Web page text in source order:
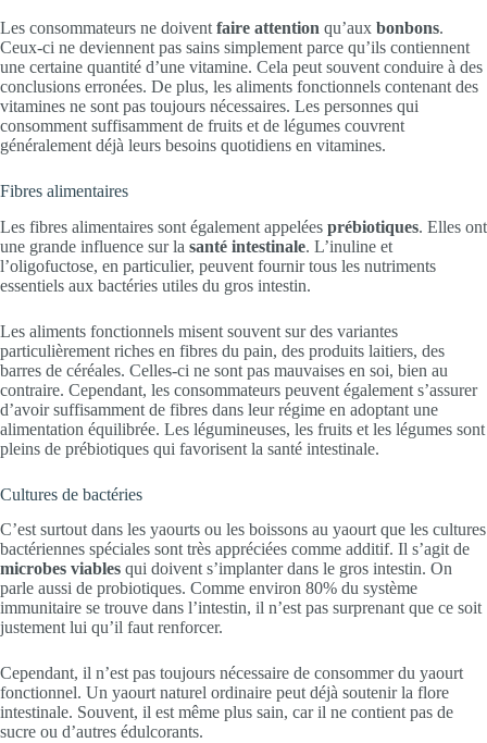
Les consommateurs ne doivent faire attention qu’aux bonbons.
Ceux-ci ne deviennent pas sains simplement parce qu’ils contiennent
une certaine quantité d’une vitamine. Cela peut souvent conduire à des
conclusions erronées. De plus, les aliments fonctionnels contenant des
vitamines ne sont pas toujours nécessaires. Les personnes qui
consomment suffisamment de fruits et de légumes couvrent
généralement déjà leurs besoins quotidiens en vitamines.
Fibres alimentaires
Les fibres alimentaires sont également appelées prébiotiques. Elles ont
une grande influence sur la santé intestinale. L’inuline et
l’oligofuctose, en particulier, peuvent fournir tous les nutriments
essentiels aux bactéries utiles du gros intestin.
Les aliments fonctionnels misent souvent sur des variantes
particulièrement riches en fibres du pain, des produits laitiers, des
barres de céréales. Celles-ci ne sont pas mauvaises en soi, bien au
contraire. Cependant, les consommateurs peuvent également s’assurer
d’avoir suffisamment de fibres dans leur régime en adoptant une
alimentation équilibrée. Les légumineuses, les fruits et les légumes sont
pleins de prébiotiques qui favorisent la santé intestinale.
Cultures de bactéries
C’est surtout dans les yaourts ou les boissons au yaourt que les cultures
bactériennes spéciales sont très appréciées comme additif. Il s’agit de
microbes viables qui doivent s’implanter dans le gros intestin. On
parle aussi de probiotiques. Comme environ 80% du système
immunitaire se trouve dans l’intestin, il n’est pas surprenant que ce soit
justement lui qu’il faut renforcer.
Cependant, il n’est pas toujours nécessaire de consommer du yaourt
fonctionnel. Un yaourt naturel ordinaire peut déjà soutenir la flore
intestinale. Souvent, il est même plus sain, car il ne contient pas de
sucre ou d’autres édulcorants.